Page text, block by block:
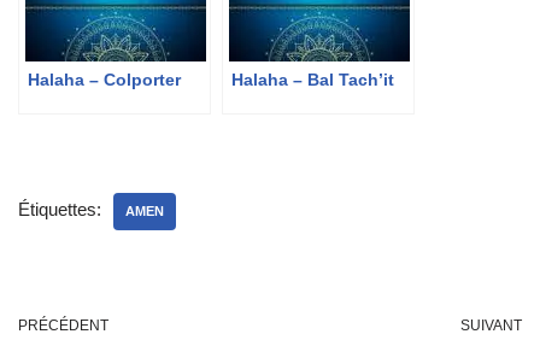
Halaha – Colporter Halaha – Bal Tach’it
Étiquettes: AMEN
PRÉCÉDENT SUIVANT